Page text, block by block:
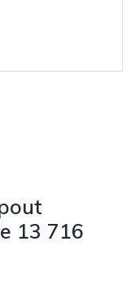
13 716